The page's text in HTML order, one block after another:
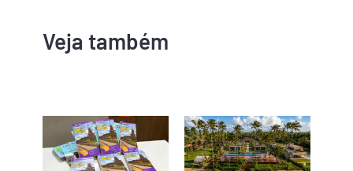
Veja também